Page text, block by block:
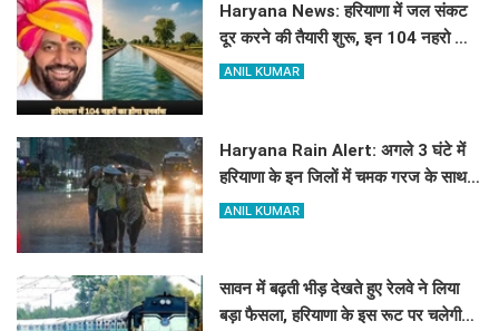
Haryana News: हरियाणा में जल संकट
दूर करने की तैयारी शुरू, इन 104 नहरो का
होगा पुनर्वास
ANIL KUMAR
Haryana Rain Alert: अगले 3 घंटे में
हरियाणा के इन जिलों में चमक गरज के साथ
होगी बारिश, देखिए ताजा अलर्ट
ANIL KUMAR
सावन में बढ़ती भीड़ देखते हुए रेलवे ने लिया
बड़ा फैसला, हरियाणा के इस रूट पर चलेगी